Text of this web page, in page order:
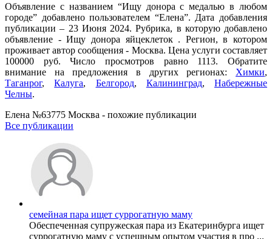
Объявление с названием “Ищу донора с медалью в любом
городе” добавлено пользователем “Елена”. Дата добавления
публикации – 23 Июня 2024. Рубрика, в которую добавлено
объявление - Ищу донора яйцеклеток . Регион, в котором
проживает автор сообщения - Москва. Цена услуги составляет
100000 руб. Число просмотров равно 1113. Обратите
внимание на предложения в других регионах: Химки,
Таганрог,Калуга, Белгород, Калининград, Набережные
Челны.
Елена №63775 Москва - похожие публикации
Все публикации
семейная пара ищет суррогатную маму
Обеспеченная супружеская пара из Екатеринбурга ищет
суррогатную маму с успешным опытом участия в про ...